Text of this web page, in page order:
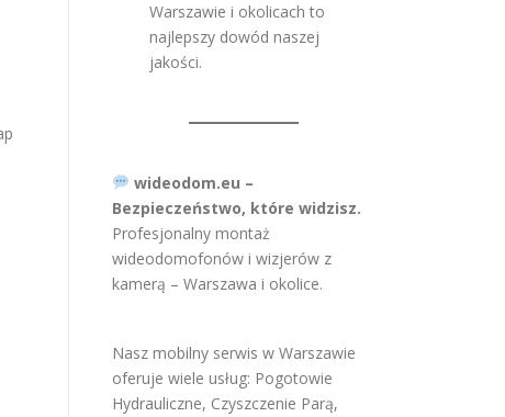
Warszawie i okolicach to
najlepszy dowód naszej
jakości.
wideodom.eu –
Bezpieczeństwo, które widzisz.
Profesjonalny montaż
wideodomofonów i wizjerów z
kamerą – Warszawa i okolice.
Nasz mobilny serwis w Warszawie
oferuje wiele usług: Pogotowie
Hydrauliczne, Czyszczenie Parą,